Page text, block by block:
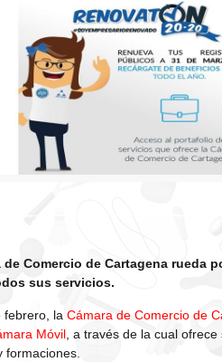
Comercio de Cartagena rueda
sus servicios.
febrero, laCámara de Comercio de
Móvil, a través de la cual
formaciones.